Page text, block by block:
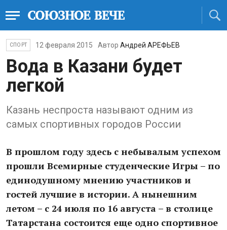
СПОРТ 12 февраля 2015 Автор Андрей АРЕФЬЕВ
Вода в Казани будет
легкой
Казань неспроста называют одним из
самых спортивных городов России
В прошлом году здесь с небывалым успехом
прошли Всемирные студенческие Игры – по
единодушному мнению участников и
гостей лучшие в истории. А нынешним
летом – с 24 июля по 16 августа – в столице
Татарстана состоится еще одно спортивное